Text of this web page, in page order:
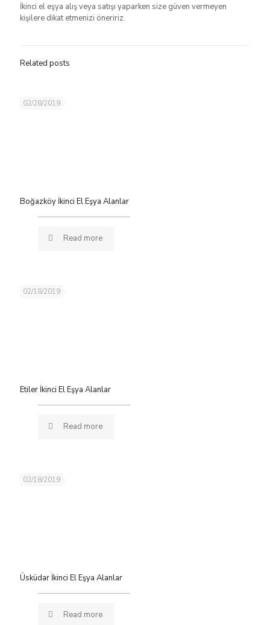
İkinci el eşya alış veya satışı yaparken size güven vermeyen
kişilere dikat etmenizi öneririz.
Related posts
02/28/2019
Boğazköy İkinci El Eşya Alanlar
Read more
02/18/2019
Etiler İkinci El Eşya Alanlar
Read more
02/18/2019
Üsküdar İkinci El Eşya Alanlar
Read more